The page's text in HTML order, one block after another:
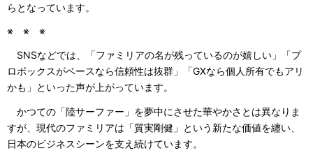
らとなっています。
※ ※ ※
SNSなどでは、「ファミリアの名が残っているのが嬉しい」「プ
ロボックスがベースなら信頼性は抜群」「GXなら個人所有でもアリ
かも」といった声が上がっています。
かつての「陸サーファー」を夢中にさせた華やかさとは異なりま
すが、現代のファミリアは「質実剛健」という新たな価値を纏い、
日本のビジネスシーンを支え続けています。